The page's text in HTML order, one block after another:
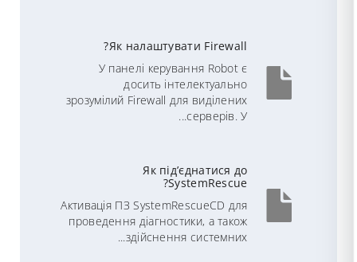
Як налаштувати Firewall?
У панелі керування Robot є
досить інтелектуально
зрозумілий Firewall для виділених
серверів. У...
Як під’єднатися до
SystemRescue?
Активація ПЗ SystemRescueCD для
проведення діагностики, а також
здійснення системних...